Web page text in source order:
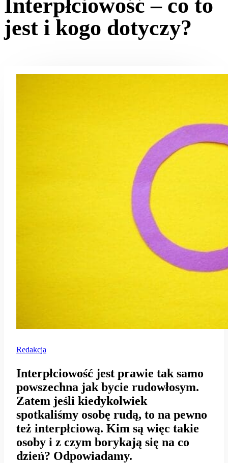
Interpłciowość – co to
jest i kogo dotyczy?
Redakcja
Interpłciowość jest prawie tak samo
powszechna jak bycie rudowłosym.
Zatem jeśli kiedykolwiek
spotkaliśmy osobę rudą, to na pewno
też interpłciową. Kim są więc takie
osoby i z czym borykają się na co
dzień? Odpowiadamy.